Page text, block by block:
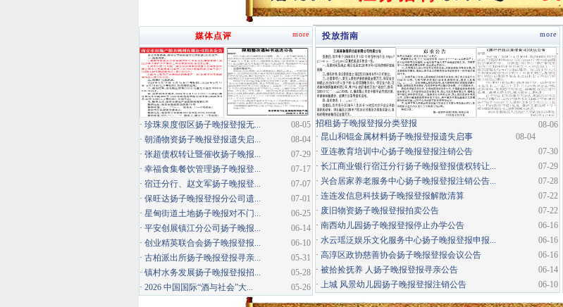
more
投放指南
08-06
·
招租扬子晚报登报分类登报
08-04
· 昆山和锟金属材料扬子晚报登报遗失启事
07-30
· 亚连教育培训中心扬子晚报登报注销公告
07-29
· 长江商业银行宿迁分行扬子晚报登报债权转让...
07-28
· 兴合居家养老服务中心扬子晚报登报注销公告...
07-22
· 连连发信息科技扬子晚报登报解散清算
07-22
· 废旧物资扬子晚报登报拍卖公告
06-16
· 南西幼儿园扬子晚报登报停止办学公告
06-16
· 水云瑶泛娱乐文化服务中心扬子晚报登报申报...
06-16
· 高淳区政协慈善协会扬子晚报登报会议公告
06-14
· 被拾捡抚养 人扬子晚报登报寻亲公告
06-10
· 上城 风景幼儿园扬子晚报登报注销公告
more
媒体点评
08-05
· 珍珠泉度假区扬子晚报登报无...
08-04
· 朝涌物资扬子晚报登报遗失启...
07-29
· 张超债权转让暨催收扬子晚报...
07-17
· 幸福食集餐饮管理扬子晚报登...
07-07
· 宿迁分行、赵文军扬子晚报登...
07-01
· 保旺达扬子晚报登报分公司遗...
06-25
· 星甸街道土地扬子晚报对不门...
06-14
· 平安创展镇江分公司扬子晚报...
06-10
· 创业精英联合会扬子晚报登报...
05-31
· 古柏派出所扬子晚报登报寻亲...
05-28
· 镇村水务发展扬子晚报登报招...
05-26
· 2026 中国国际“酒与社会”大...